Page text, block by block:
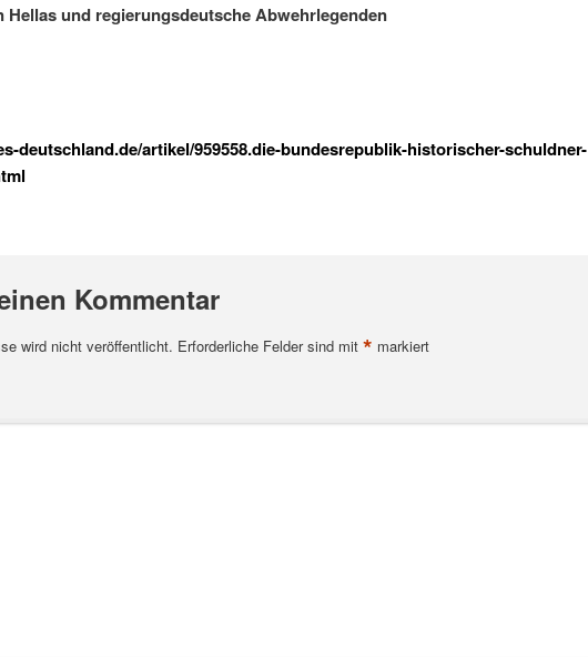
Hellas und regierungsdeutsche Abwehrlegenden
deutschland.de/artikel/959558.die-bundesrepublik-historischer-schuldner-
Kommentar
wird nicht veröffentlicht. Erforderliche Felder sind mit * markiert